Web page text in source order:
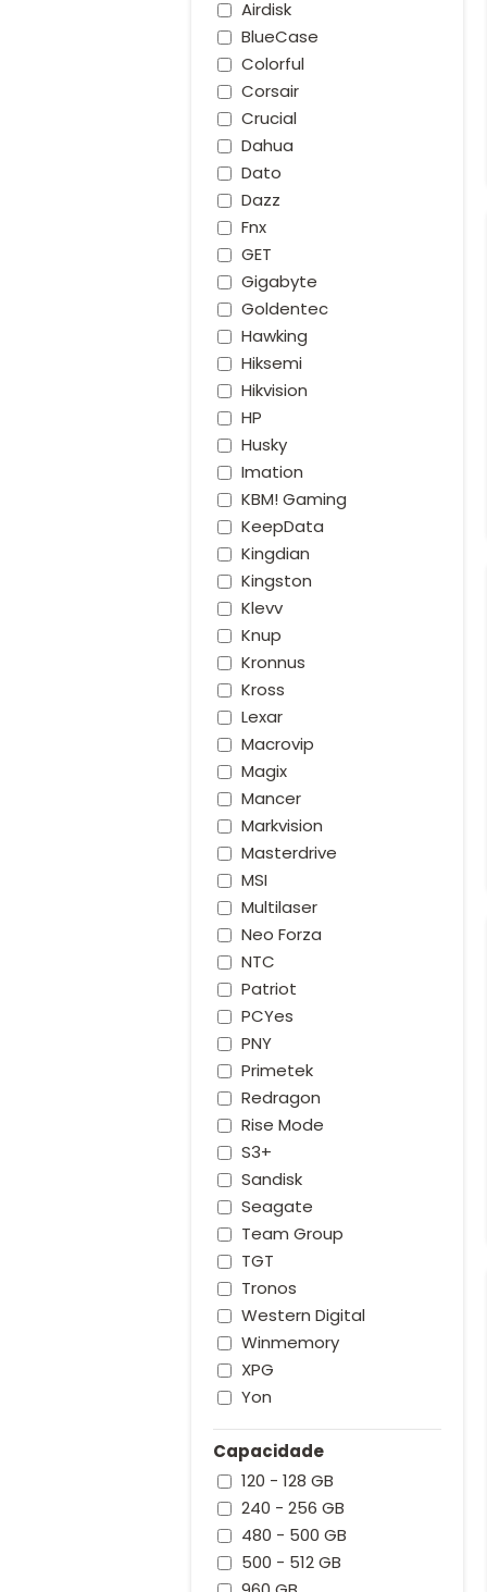
Airdisk
BlueCase
Colorful
Corsair
Crucial
Dahua
Dato
Dazz
Fnx
GET
Gigabyte
Goldentec
Hawking
Hiksemi
Hikvision
HP
Husky
Imation
KBM! Gaming
KeepData
Kingdian
Kingston
Klevv
Knup
Kronnus
Kross
Lexar
Macrovip
Magix
Mancer
Markvision
Masterdrive
MSI
Multilaser
Neo Forza
NTC
Patriot
PCYes
PNY
Primetek
Redragon
Rise Mode
S3+
Sandisk
Seagate
Team Group
TGT
Tronos
Western Digital
Winmemory
XPG
Yon
Capacidade
120 - 128 GB
240 - 256 GB
480 - 500 GB
500 - 512 GB